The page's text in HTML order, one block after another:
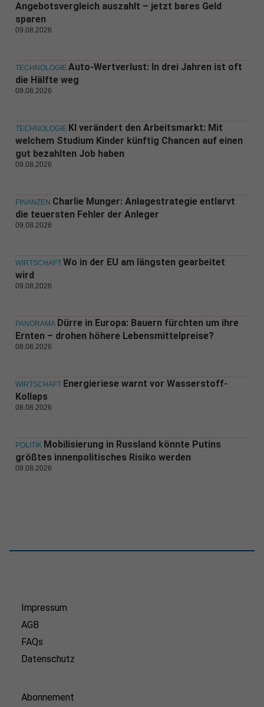
Angebotsvergleich auszahlt – jetzt bares Geld
sparen
09.08.2026
TECHNOLOGIE Auto-Wertverlust: In drei Jahren ist oft
die Hälfte weg
09.08.2026
TECHNOLOGIE KI verändert den Arbeitsmarkt: Mit
welchem Studium Kinder künftig Chancen auf einen
gut bezahlten Job haben
09.08.2026
FINANZEN Charlie Munger: Anlagestrategie entlarvt
die teuersten Fehler der Anleger
09.08.2026
WIRTSCHAFT Wo in der EU am längsten gearbeitet
wird
09.08.2026
PANORAMA Dürre in Europa: Bauern fürchten um ihre
Ernten – drohen höhere Lebensmittelpreise?
08.08.2026
WIRTSCHAFT Energieriese warnt vor Wasserstoff-
Kollaps
08.08.2026
POLITIK Mobilisierung in Russland könnte Putins
größtes innenpolitisches Risiko werden
08.08.2026
Impressum
AGB
FAQs
Datenschutz
Abonnement